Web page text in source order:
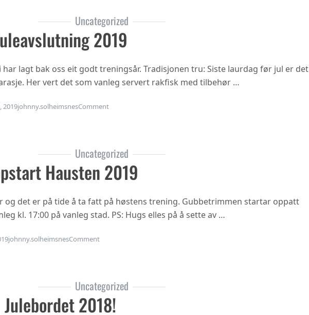
Uncategorized
2019
lagt bak oss eit godt treningsår. Tradisjonen tru: Siste laurdag før jul er det
Her vert det som vanleg servert rakfisk med tilbehør …
2019johnny.solheimsnesCommenton Juleavslutning 2019
Uncategorized
Hausten 2019
og det er på tide å ta fatt på høstens trening. Gubbetrimmen startar oppatt
kl. 17:00 på vanleg stad. PS: Hugs elles på å sette av …
johnny.solheimsnesCommenton Oppstart hausten 2019
Uncategorized
Julebordet 2018!